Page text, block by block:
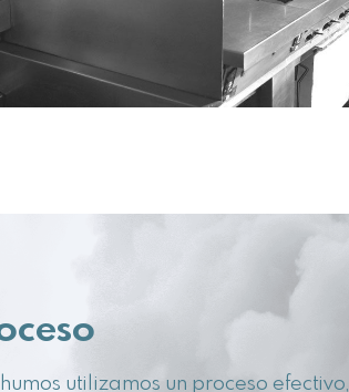
utilizamos un proceso efectivo,